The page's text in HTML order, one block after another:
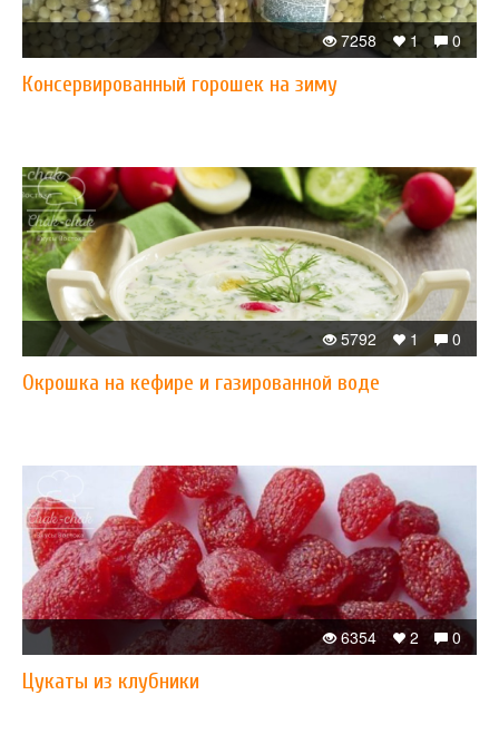
0
1
7258
Консервированный горошек на зиму
0
1
5792
Окрошка на кефире и газированной воде
0
2
6354
Цукаты из клубники